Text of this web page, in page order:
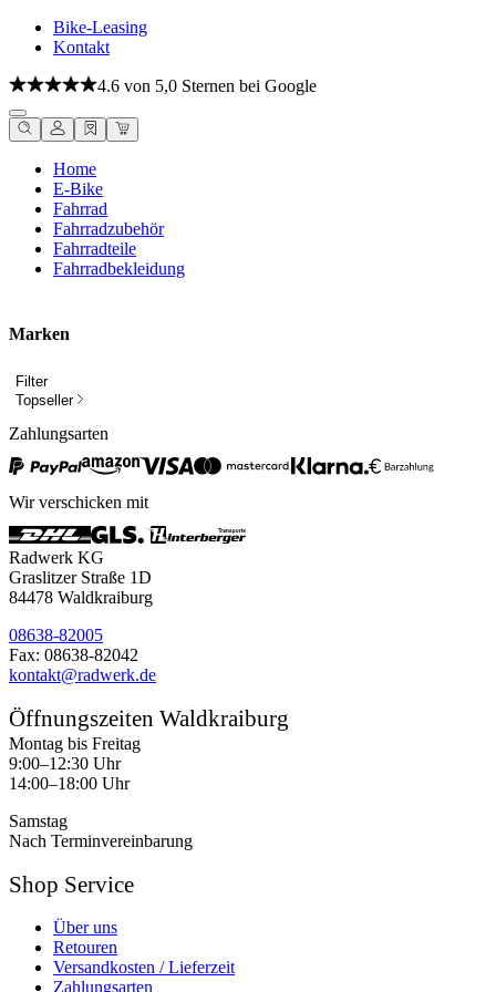
Bike-Leasing
Kontakt
4.6 von 5,0 Sternen bei Google
Home
E-Bike
Fahrrad
Fahrradzubehör
Fahrradteile
Fahrradbekleidung
Marken
Filter
Topseller
Zahlungsarten
Wir verschicken mit
Radwerk KG
Graslitzer Straße 1D
84478 Waldkraiburg
08638-82005
Fax: 08638-82042
kontakt@radwerk.de
Öffnungszeiten Waldkraiburg
Montag bis Freitag
9:00–12:30 Uhr
14:00–18:00 Uhr
Samstag
Nach Terminvereinbarung
Shop Service
Über uns
Retouren
Versandkosten / Lieferzeit
Zahlungsarten